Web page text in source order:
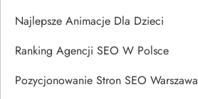
Najlepsze Animacje Dla Dzieci
Ranking Agencji SEO W Polsce
Pozycjonowanie Stron SEO Warszawa